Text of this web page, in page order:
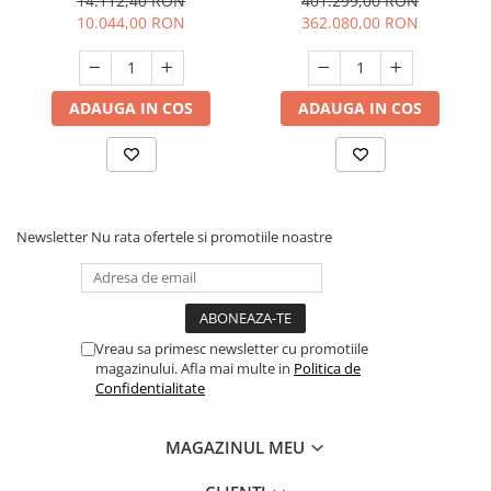
echipata, 1,9L/MIN - LARIUS
JOLLY
10.044,00 RON
ADAUGA IN COS
Perkins, Kaplan KPP 550
362.080,00 RON
ADAUGA IN COS
Newsletter Nu rata ofertele si promotiile noastre
Vreau sa primesc newsletter cu promotiile
magazinului. Afla mai multe in Politica de
Confidentialitate
MAGAZINUL MEU